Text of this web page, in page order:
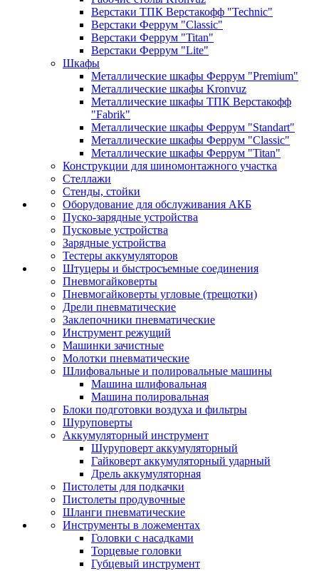
Верстаки ТПК Верстакофф "Technic"
Верстаки Феррум "Classic"
Верстаки Феррум "Titan"
Верстаки Феррум "Lite"
Шкафы
Металлические шкафы Феррум "Premium"
Металлические шкафы Kronvuz
Металлические шкафы ТПК Верстакофф
"Fabrik"
Металлические шкафы Феррум "Standart"
Металлические шкафы Феррум "Classic"
Металлические шкафы Феррум "Titan"
Конструкции для шиномонтажного участка
Стеллажи
Стенды, стойки
Оборудование для обслуживания АКБ
Пуско-зарядные устройства
Пусковые устройства
Зарядные устройства
Тестеры аккумуляторов
Штуцеры и быстросъемные соединения
Пневмогайковерты
Пневмогайковерты угловые (трещотки)
Дрели пневматические
Заклепочники пневматические
Инструмент режущий
Машинки зачистные
Молотки пневматические
Шлифовальные и полировальные машины
Машина шлифовальная
Машина полировальная
Блоки подготовки воздуха и фильтры
Шуруповерты
Аккумуляторный инструмент
Шуруповерт аккумуляторный
Гайковерт аккумуляторный ударный
Дрель аккумуляторная
Пистолеты для подкачки
Пистолеты продувочные
Шланги пневматические
Инструменты в ложементах
Головки с насадками
Торцевые головки
Губцевый инструмент